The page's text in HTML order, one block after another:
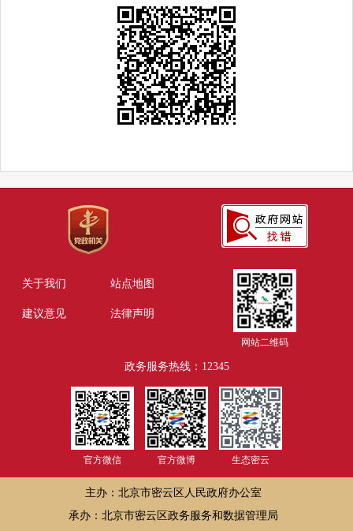
关于我们 站点地图
建议意见 法律声明
网站二维码
政务服务热线：12345
官方微信 官方微博 生态密云
主办：北京市密云区人民政府办公室
承办：北京市密云区政务服务和数据管理局